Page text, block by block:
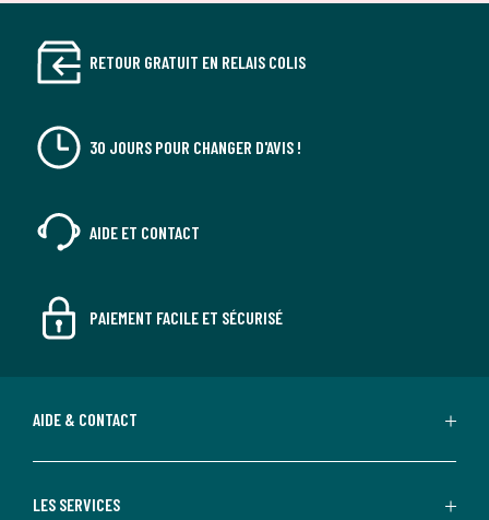
RETOUR GRATUIT EN RELAIS COLIS
30 JOURS POUR CHANGER D'AVIS !
AIDE ET CONTACT
PAIEMENT FACILE ET SÉCURISÉ
AIDE & CONTACT
LES SERVICES